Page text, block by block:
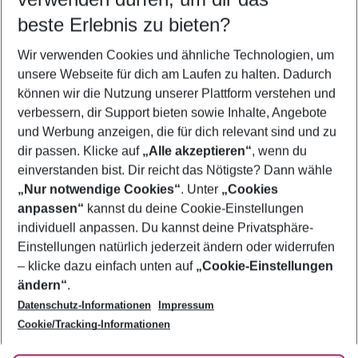
5-8 Nächte
2 Erwachsene Keine Kinder
Mehr Filter anzeigen
Footer
Footer navigation
Über uns
AGB
Bestpreisgarantie
Cookie-Einstellungen ändern
Cookie-Richtlinie
Agenturbetreuung
Barrierefreies Reisen
Folge uns
beste Erlebnis zu bieten?
Wir verwenden Cookies und ähnliche Technologien, um
unsere Webseite für dich am Laufen zu halten. Dadurch
können wir die Nutzung unserer Plattform verstehen und
verbessern, dir Support bieten sowie Inhalte, Angebote
und Werbung anzeigen, die für dich relevant sind und zu
dir passen. Klicke auf „Alle akzeptieren“, wenn du
einverstanden bist. Dir reicht das Nötigste? Dann wähle
„Nur notwendige Cookies“. Unter „Cookies
anpassen“ kannst du deine Cookie-Einstellungen
individuell anpassen. Du kannst deine Privatsphäre-
Einstellungen natürlich jederzeit ändern oder widerrufen
– klicke dazu einfach unten auf „Cookie-Einstellungen
ändern“.
Datenschutz-Informationen
Impressum
Cookie/Tracking-Informationen